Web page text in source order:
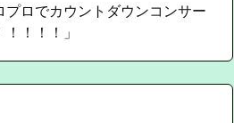
ロでカウントダウンコンサー
！！！」